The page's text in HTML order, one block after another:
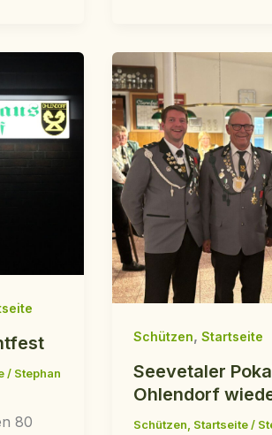
/ Stephan
80
Schützen,Startseite
Seevetaler
Ohlendorf
Schützen Startseite /